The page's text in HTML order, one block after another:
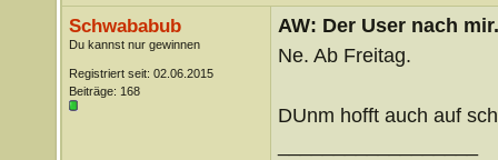
Schwababub
Du kannst nur gewinnen
Registriert seit: 02.06.2015
Beiträge: 168
AW: Der User nach
Ne. Ab Freitag.
DUnm hofft auch auf